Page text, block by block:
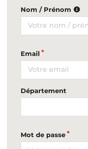
Nom / Prénom
Email
Département
Mot de passe